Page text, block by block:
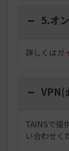
5.オ
詳しくはガ
VPN(
TAINSで提
い合わせく